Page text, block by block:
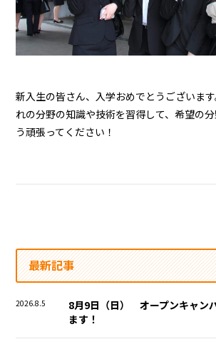
新入生の皆さん、入学おめでとうございま
れの分野の知識や技術を習得して、希望の
う頑張ってください！
最新記事
2026.8.5
8月9日（日） オープンキャン
ます！